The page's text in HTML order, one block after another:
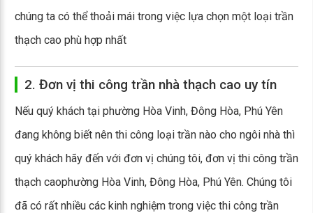
chúng ta có thể thoải mái trong việc lựa chọn một loại trần
thạch cao phù hợp nhất
2. Đơn vị thi công trần nhà thạch cao uy tín
Nếu quý khách tại phường Hòa Vinh, Đông Hòa, Phú Yên
đang không biết nên thi công loại trần nào cho ngôi nhà thì
quý khách hãy đến với đơn vị chúng tôi, đơn vị thi công trần
thạch caophường Hòa Vinh, Đông Hòa, Phú Yên. Chúng tôi
đã có rất nhiều các kinh nghiệm trong việc thi công trần